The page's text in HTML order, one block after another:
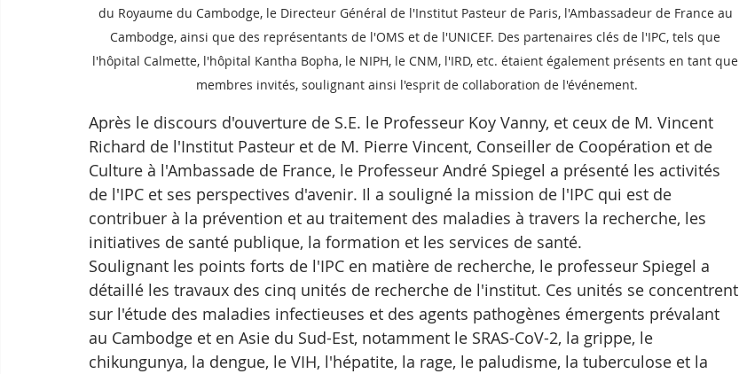
du Royaume du Cambodge, le Directeur Général de l'Institut Pasteur de Paris, l'Ambassadeur de France au
Cambodge, ainsi que des représentants de l'OMS et de l'UNICEF. Des partenaires clés de l'IPC, tels que
l'hôpital Calmette, l'hôpital Kantha Bopha, le NIPH, le CNM, l'IRD, etc. étaient également présents en tant que
membres invités, soulignant ainsi l'esprit de collaboration de l'événement.
Après le discours d'ouverture de S.E. le Professeur Koy Vanny, et ceux de M. Vincent
Richard de l'Institut Pasteur et de M. Pierre Vincent, Conseiller de Coopération et de
Culture à l'Ambassade de France, le Professeur André Spiegel a présenté les activités
de l'IPC et ses perspectives d'avenir. Il a souligné la mission de l'IPC qui est de
contribuer à la prévention et au traitement des maladies à travers la recherche, les
initiatives de santé publique, la formation et les services de santé.
Soulignant les points forts de l'IPC en matière de recherche, le professeur Spiegel a
détaillé les travaux des cinq unités de recherche de l'institut. Ces unités se concentrent
sur l'étude des maladies infectieuses et des agents pathogènes émergents prévalant
au Cambodge et en Asie du Sud-Est, notamment le SRAS-CoV-2, la grippe, le
chikungunya, la dengue, le VIH, l'hépatite, la rage, le paludisme, la tuberculose et la